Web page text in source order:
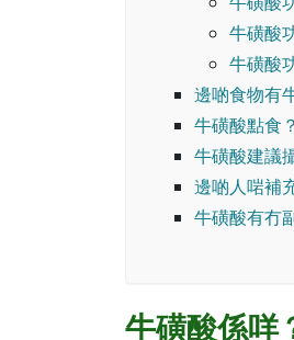
牛磺酸
牛磺酸
邊啲食物有
牛磺酸點食？
牛磺酸建議
邊啲人啱補
牛磺酸有冇
牛磺酸係咩